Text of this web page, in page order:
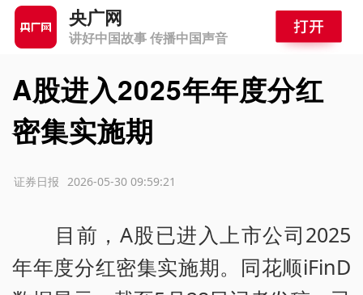
央广网
讲好中国故事 传播中国声音
A股进入2025年年度分红
密集实施期
2026-05-30 09:59:21
证券日报
目前，A股已进入上市公司2025
年年度分红密集实施期。同花顺iFinD